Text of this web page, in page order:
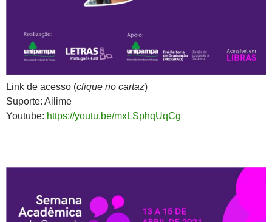
Link de acesso (clique no cartaz)
Suporte: Ailime
Youtube: https://youtu.be/mxLSphqUqCg